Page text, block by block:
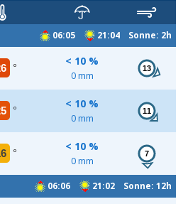
06:05 21:04 Sonne: 2h
°
< 10 %
0 mm
13
°
< 10 %
0 mm
11
°
< 10 %
0 mm
7
06:06 21:02 Sonne: 12h